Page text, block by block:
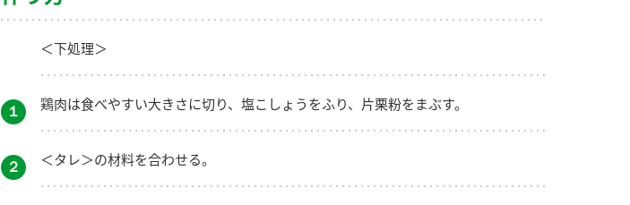
＜下処理＞
１ 鶏肉は食べやすい大きさに切り、塩こしょうをふり、片栗粉をまぶす。
２ ＜タレ＞の材料を合わせる。